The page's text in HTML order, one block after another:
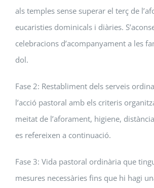
als temples sense superar el terç de
eucaristies dominicals i diàries.
celebracions d’acompanyament a les
dol.
Fase 2: Restabliment dels serveis
l’acció pastoral amb els criteris
meitat de l’aforament, higiene,
es refereixen a continuació.
Fase 3: Vida pastoral ordinària que
mesures necessàries fins que hi hagi